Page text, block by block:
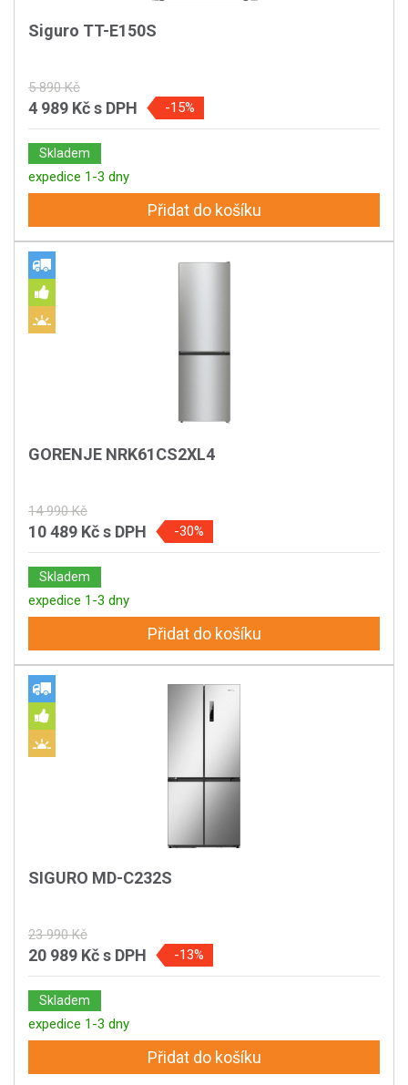
Siguro TT-E150S
5 890 Kč
4 989 Kčs DPH -15%
Skladem
expedice 1-3 dny
Přidat do košíku
GORENJE NRK61CS2XL4
14 990 Kč
10 489 Kčs DPH -30%
Skladem
expedice 1-3 dny
Přidat do košíku
SIGURO MD-C232S
23 990 Kč
20 989 Kčs DPH -13%
Skladem
expedice 1-3 dny
Přidat do košíku